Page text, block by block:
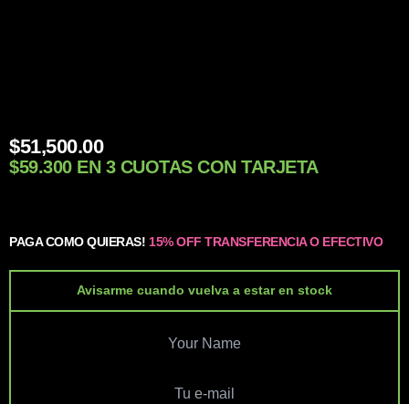
$51,500.00
$59.300 EN 3 CUOTAS CON TARJETA
PAGA COMO QUIERAS! 15% OFF TRANSFERENCIA O EFECTIVO
Avisarme cuando vuelva a estar en stock